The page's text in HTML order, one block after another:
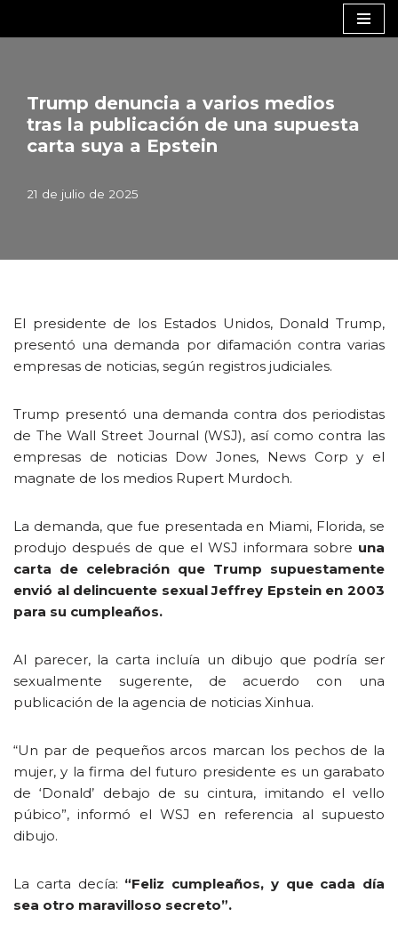
Trump denuncia a varios medios
tras la publicación de una supuesta
carta suya a Epstein
21 de julio de 2025
El presidente de los Estados Unidos, Donald Trump,
presentó una demanda por difamación contra varias
empresas de noticias, según registros judiciales.
Trump presentó una demanda contra dos periodistas
de The Wall Street Journal (WSJ), así como contra las
empresas de noticias Dow Jones, News Corp y el
magnate de los medios Rupert Murdoch.
La demanda, que fue presentada en Miami, Florida, se
produjo después de que el WSJ informara sobre una
carta de celebración que Trump supuestamente
envió al delincuente sexual Jeffrey Epstein en 2003
para su cumpleaños.
Al parecer, la carta incluía un dibujo que podría ser
sexualmente sugerente, de acuerdo con una
publicación de la agencia de noticias Xinhua.
“Un par de pequeños arcos marcan los pechos de la
mujer, y la firma del futuro presidente es un garabato
de ‘Donald’ debajo de su cintura, imitando el vello
púbico”, informó el WSJ en referencia al supuesto
dibujo.
La carta decía: “Feliz cumpleaños, y que cada día
sea otro maravilloso secreto”.